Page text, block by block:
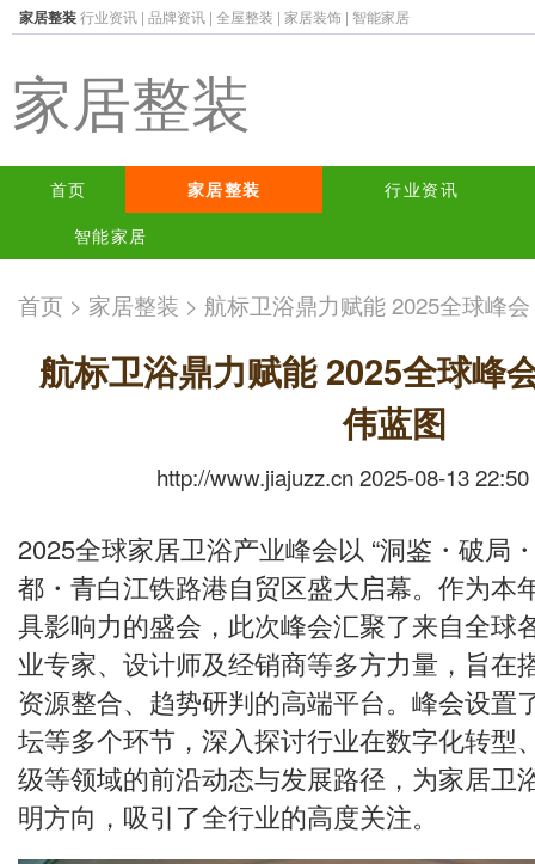
家居整装行业资讯 | 品牌资讯 | 全屋整装 | 家居装饰 | 智能家居
家居整装
首页 家居整装
行业资讯
智能家居
首页 > 家居整装 > 航标卫浴鼎力赋能 2025全球峰
航标卫浴鼎力赋能 2025全球峰
伟蓝图
http://www.jiajuzz.cn 2025-08-13 22:50
2025全球家居卫浴产业峰会以 “洞鉴・破局
都・青白江铁路港自贸区盛大启幕。作为本
具影响力的盛会，此次峰会汇聚了来自全球
业专家、设计师及经销商等多方力量，旨在
资源整合、趋势研判的高端平台。峰会设置
坛等多个环节，深入探讨行业在数字化转型
级等领域的前沿动态与发展路径，为家居卫
明方向，吸引了全行业的高度关注。